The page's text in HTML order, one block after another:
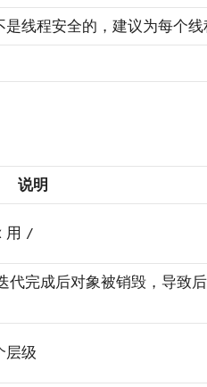
是线程安全的，建议为每个
说明
用 /
代完成后对象被销毁，导致
层级